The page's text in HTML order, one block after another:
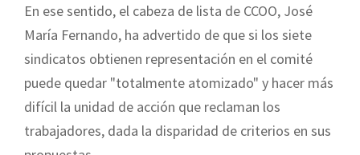
En ese sentido, el cabeza de lista de CCOO, José
María Fernando, ha advertido de que si los siete
sindicatos obtienen representación en el comité
puede quedar "totalmente atomizado" y hacer más
difícil la unidad de acción que reclaman los
trabajadores, dada la disparidad de criterios en sus